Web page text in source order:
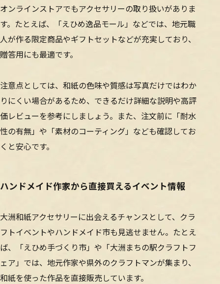
オンラインストアでもアクセサリーの取り扱いがありま
す。たとえば、「えひめ逸品モール」などでは、地元職
人が作る限定商品やギフトセットなどが充実しており、
贈答用にも最適です。
注意点としては、和紙の色味や質感は写真だけではわか
りにくい場合があるため、できるだけ詳細な説明や高評
価レビューを参考にしましょう。また、注文前に「耐水
性の有無」や「素材のコーティング」なども確認してお
くと安心です。
ハンドメイド作家から直接買えるイベント情報
大洲和紙アクセサリーに出会えるチャンスとして、クラ
フトイベントやハンドメイド市も見逃せません。たとえ
ば、「えひめ手づくり市」や「大洲まちの駅クラフトフ
ェア」では、地元作家や県外のクラフトマンが集まり、
和紙を使った作品を直接販売しています。